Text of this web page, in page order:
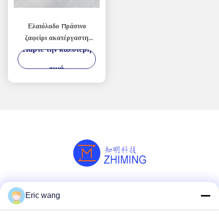
Ελαιόλαδο πράσινο
ζαφείρι ακατέργαστη
πολύτιμη πέτρα
Mohs 9.0
Πάρτε την καλύτερη
τιμή
Eric wang